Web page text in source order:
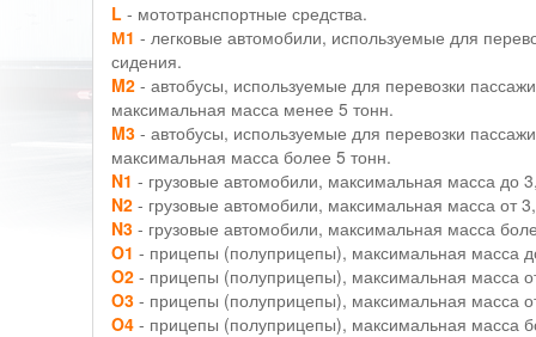
L - мототранспортные средства.
М1 - легковые автомобили, используемые для
сидения.
M2 - автобусы, используемые для перевозки
максимальная масса менее 5 тонн.
M3 - автобусы, используемые для перевозки
максимальная масса более 5 тонн.
N1 - грузовые автомобили, максимальная масса до
N2 - грузовые автомобили, максимальная масса от
N3 - грузовые автомобили, максимальная масса
O1 - прицепы (полуприцепы), максимальная масса
O2 - прицепы (полуприцепы), максимальная масса
O3 - прицепы (полуприцепы), максимальная масса
O4 - прицепы (полуприцепы), максимальная масса